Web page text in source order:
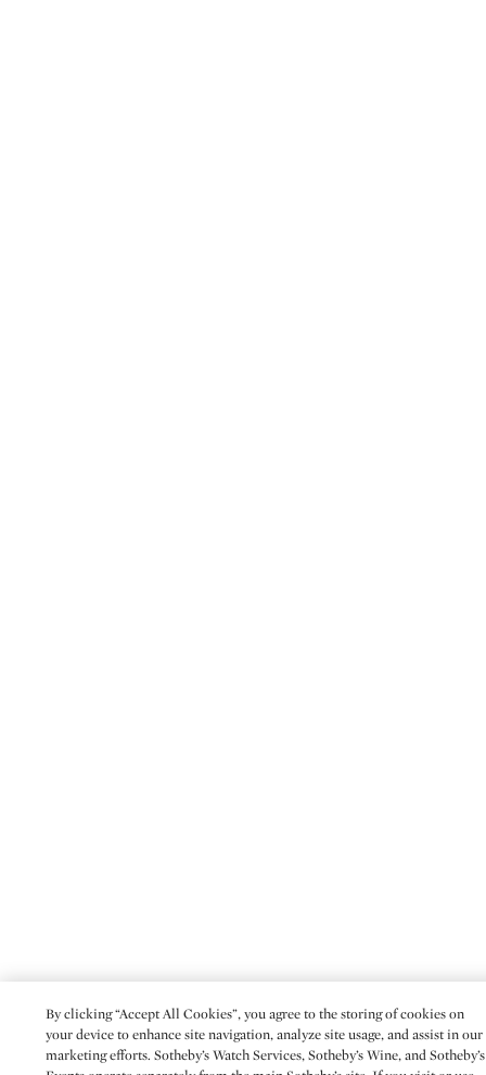
By clicking “Accept All Cookies”, you agree to the storing of cookies on
your device to enhance site navigation, analyze site usage, and assist in our
marketing efforts. Sotheby’s Watch Services, Sotheby’s Wine, and Sotheby’s